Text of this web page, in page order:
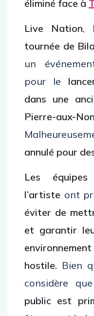
éliminé face à
Live Nation,
tournée de
un
pour le
dans une
Pierre-aux-
annulé pour
Les
l’artiste ont
éviter de
et garantir
hostile. Bien
considère que
public est